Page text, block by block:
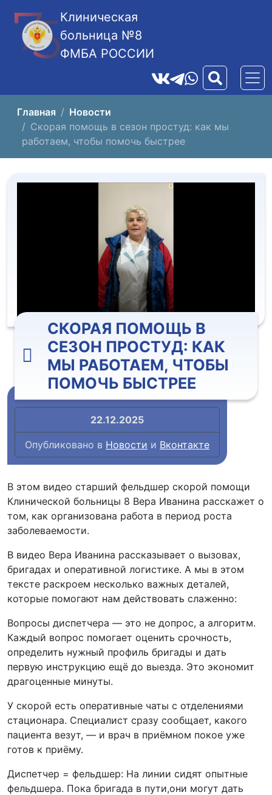
Клиническая
больница №8
ФМБА РОССИИ
Главная
Новости
Скорая помощь в сезон простуд: как мы
работаем, чтобы помочь быстрее
СКОРАЯ ПОМОЩЬ В
СЕЗОН ПРОСТУД: КАК
МЫ РАБОТАЕМ, ЧТОБЫ
ПОМОЧЬ БЫСТРЕЕ
22.12.2025
Опубликовано в Новости и Вконтакте
В этом видео старший фельдшер скорой помощи
Клинической больницы 8 Вера Иванина расскажет о
том, как организована работа в период роста
заболеваемости.
В видео Вера Иванина рассказывает о вызовах,
бригадах и оперативной логистике. А мы в этом
тексте раскроем несколько важных деталей,
которые помогают нам действовать слаженно:
️Вопросы диспетчера — это не допрос, а алгоритм.
Каждый вопрос помогает оценить срочность,
определить нужный профиль бригады и дать
первую инструкцию ещё до выезда. Это экономит
драгоценные минуты.
️У скорой есть оперативные чаты с отделениями
стационара. Специалист сразу сообщает, какого
пациента везут, — и врач в приёмном покое уже
готов к приёму.
️Диспетчер = фельдшер: На линии сидят опытные
фельдшера. Пока бригада в пути,они могут дать